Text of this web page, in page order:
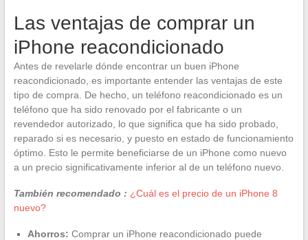
Las ventajas de comprar un
iPhone reacondicionado
Antes de revelarle dónde encontrar un buen iPhone
reacondicionado, es importante entender las ventajas de este
tipo de compra. De hecho, un teléfono reacondicionado es un
teléfono que ha sido renovado por el fabricante o un
revendedor autorizado, lo que significa que ha sido probado,
reparado si es necesario, y puesto en estado de funcionamiento
óptimo. Esto le permite beneficiarse de un iPhone como nuevo
a un precio significativamente inferior al de un teléfono nuevo.
También recomendado : ¿Cuál es el precio de un iPhone 8
nuevo?
Ahorros: Comprar un iPhone reacondicionado puede